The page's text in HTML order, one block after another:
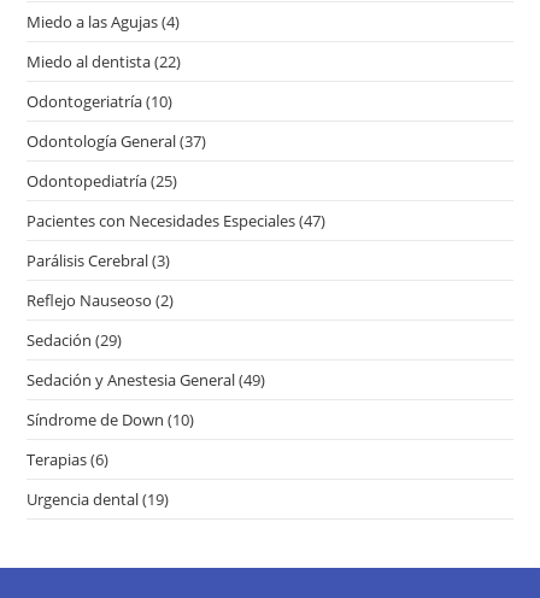
Miedo a las Agujas(4)
Miedo al dentista(22)
Odontogeriatría(10)
Odontología General(37)
Odontopediatría(25)
Pacientes con Necesidades Especiales(47)
Parálisis Cerebral(3)
Reflejo Nauseoso (2)
Sedación (29)
Sedación y Anestesia General(49)
Síndrome de Down (10)
Terapias(6)
Urgencia dental(19)